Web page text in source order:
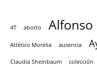
4T aborto
Atlético Morelia ausencia
Claudia Sheinbaum colección